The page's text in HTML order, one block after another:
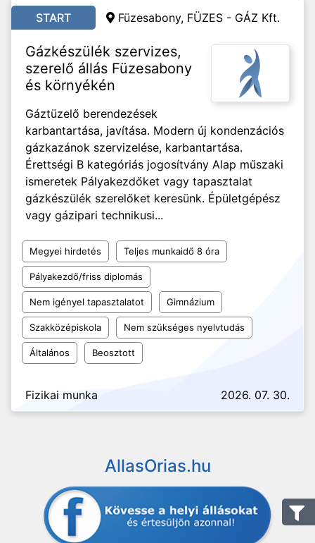
START Füzesabony, FÜZES - GÁZ Kft.
Gázkészülék szervizes,
szerelő állás Füzesabony
és környékén
Gáztüzelő berendezések
karbantartása, javítása. Modern új kondenzációs
gázkazánok szervizelése, karbantartása.
Érettségi B kategóriás jogosítvány Alap műszaki
ismeretek Pályakezdőket vagy tapasztalat
gázkészülék szerelőket keresünk. Épületgépész
vagy gázipari technikusi...
Megyei hirdetés Teljes munkaidő 8 óra
Pályakezdő/friss diplomás
Nem igényel tapasztalatot Gimnázium
Szakközépiskola Nem szükséges nyelvtudás
Általános Beosztott
Fizikai munka 2026. 07. 30.
AllasOrias.hu